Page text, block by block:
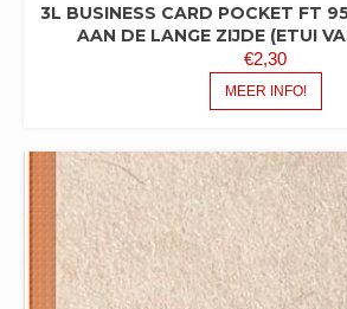
3L BUSINESS CARD POCKET FT
AAN DE LANGE ZIJDE (ETUI
€2,30
MEER INFO!